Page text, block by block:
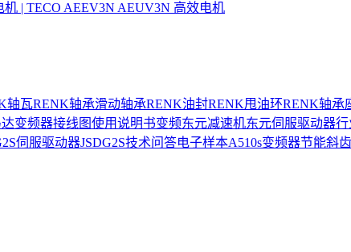
| TECO AEEV3N AEUV3N 高效电机
轴瓦RENK轴承滑动轴承RENK油封RENK甩油环RENK轴承
变频器接线图使用说明书变频东元减速机东元伺服驱动器行
伺服驱动器JSDG2S技术问答电子样本A510s变频器节能斜